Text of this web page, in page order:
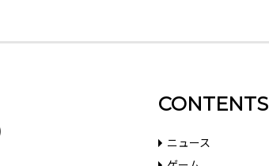
CONTENTS
ニュース